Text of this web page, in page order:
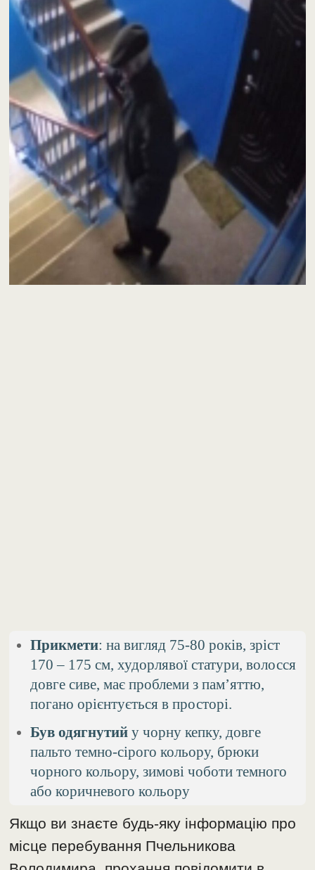
Прикмети: на вигляд 75-80 років, зріст
170 – 175 см, худорлявої статури, волосся
довге сиве, має проблеми з пам’яттю,
погано орієнтується в просторі.
Був одягнутий у чорну кепку, довге
пальто темно-сірого кольору, брюки
чорного кольору, зимові чоботи темного
або коричневого кольору
Якщо ви знаєте будь-яку інформацію про
місце перебування Пчельникова